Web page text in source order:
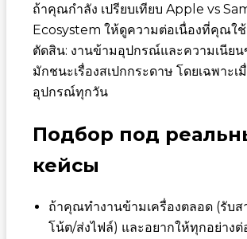
ถ้าคุณกำลัง เปรียบเทียบ Apple vs
Ecosystem ให้ดูความต่อเนื่องที่คุณใช้
ตัดสิน: งานข้ามอุปกรณ์และความเนียน
มักชนะเรื่องสเปกกระดาษ โดยเฉพาะ
อุปกรณ์ทุกวัน
Подбор под
кейсы
ถ้าคุณทำงานข้ามเครื่องตลอด (รับส
โน้ต/ส่งไฟล์) และอยากให้ทุกอย่างต่